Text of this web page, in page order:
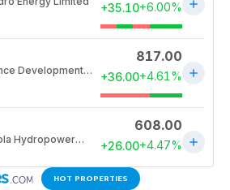
HOT PROPERTIES